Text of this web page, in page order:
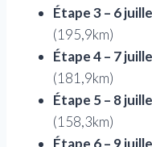
Étape 3 – 6
(195,9km)
Étape 4 – 7
(181,9km)
Étape 5 – 8
(158,3km)
Étape 6 – 9